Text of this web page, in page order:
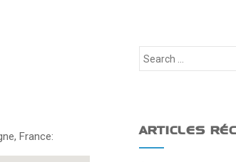
France: ARTICLES